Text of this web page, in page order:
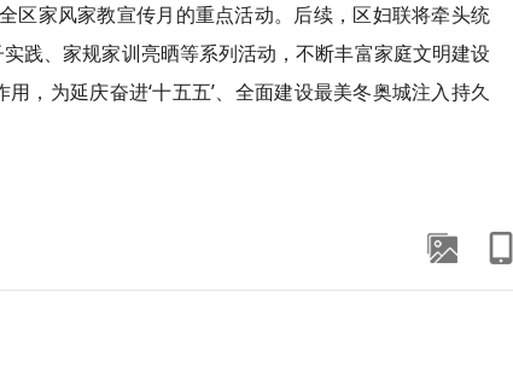
区家风家教宣传月的重点活动。后续，区妇联将牵头统
践、家规家训亮晒等系列活动，不断丰富家庭文明建设
，为延庆奋进‘十五五’、全面建设最美冬奥城注入持久